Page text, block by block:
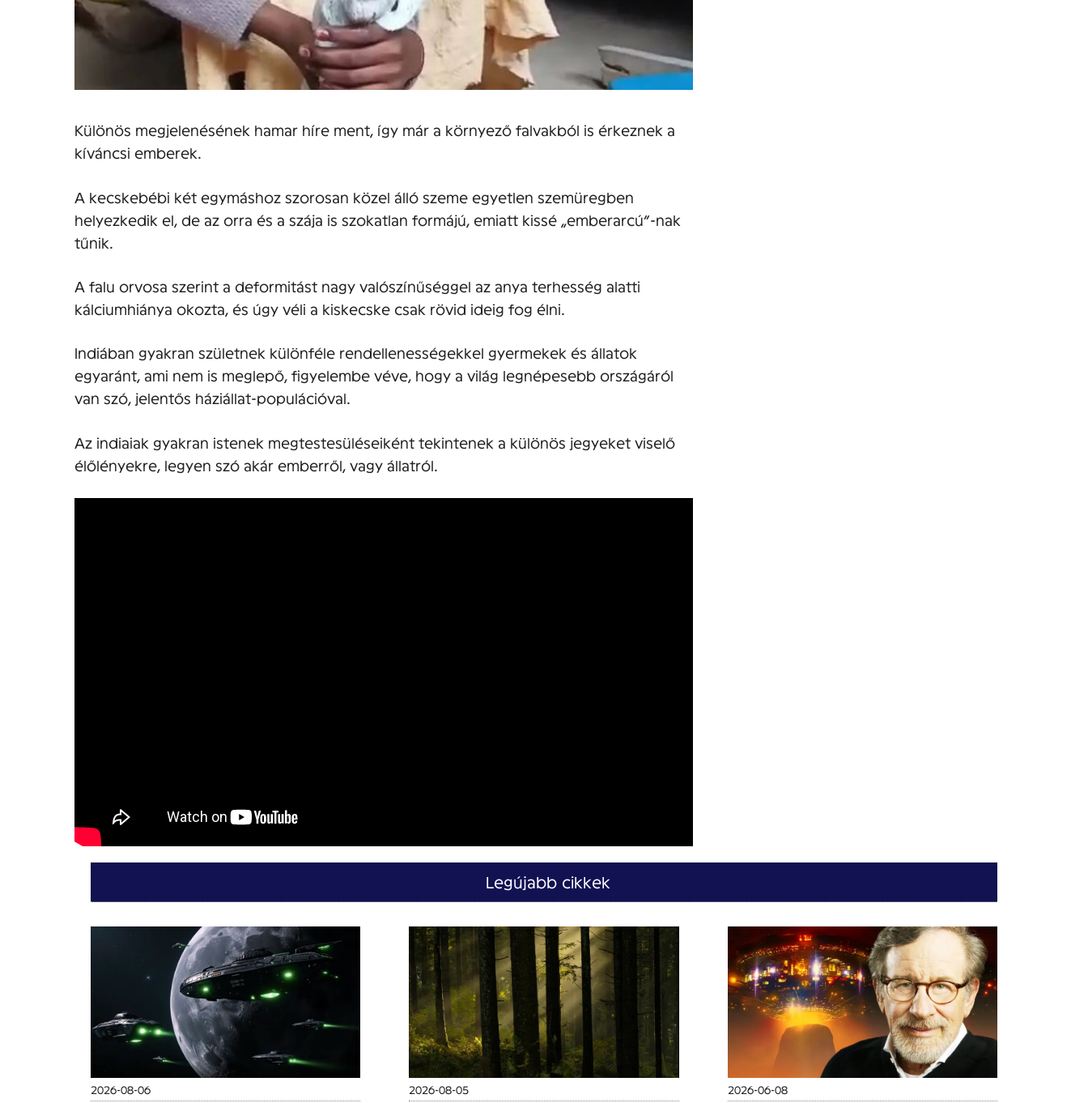
Különös megjelenésének hamar híre ment, így már a környező falvakból is érkeznek a
kíváncsi emberek.
A kecskebébi két egymáshoz szorosan közel álló szeme egyetlen szemüregben
helyezkedik el, de az orra és a szája is szokatlan formájú, emiatt kissé „emberarcú”-nak
tűnik.
A falu orvosa szerint a deformitást nagy valószínűséggel az anya terhesség alatti
kálciumhiánya okozta, és úgy véli a kiskecske csak rövid ideig fog élni.
Indiában gyakran születnek különféle rendellenességekkel gyermekek és állatok
egyaránt, ami nem is meglepő, figyelembe véve, hogy a világ legnépesebb országáról
van szó, jelentős háziállat-populációval.
Az indiaiak gyakran istenek megtestesüléseiként tekintenek a különös jegyeket viselő
élőlényekre, legyen szó akár emberről, vagy állatról.
Legújabb cikkek
2026-08-06 2026-08-05 2026-06-08